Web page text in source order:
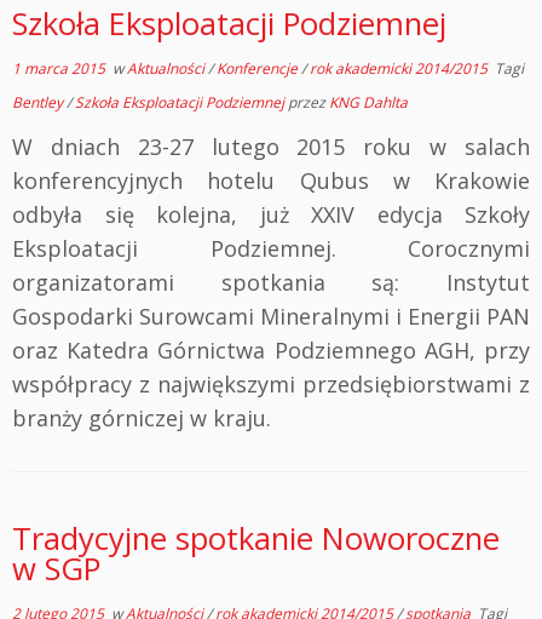
Szkoła Eksploatacji Podziemnej
1 marca 2015wAktualności/Konferencje/rok akademicki 2014/2015 Tagi
Bentley/Szkoła Eksploatacji PodziemnejprzezKNG Dahlta
W dniach 23-27 lutego 2015 roku w salach
konferencyjnych hotelu Qubus w Krakowie
odbyła się kolejna, już XXIV edycja Szkoły
Eksploatacji Podziemnej. Corocznymi
organizatorami spotkania są: Instytut
Gospodarki Surowcami Mineralnymi i Energii PAN
oraz Katedra Górnictwa Podziemnego AGH, przy
współpracy z największymi przedsiębiorstwami z
branży górniczej w kraju.
Tradycyjne spotkanie Noworoczne
w SGP
2 lutego 2015wAktualności/rok akademicki 2014/2015/spotkania Tagi